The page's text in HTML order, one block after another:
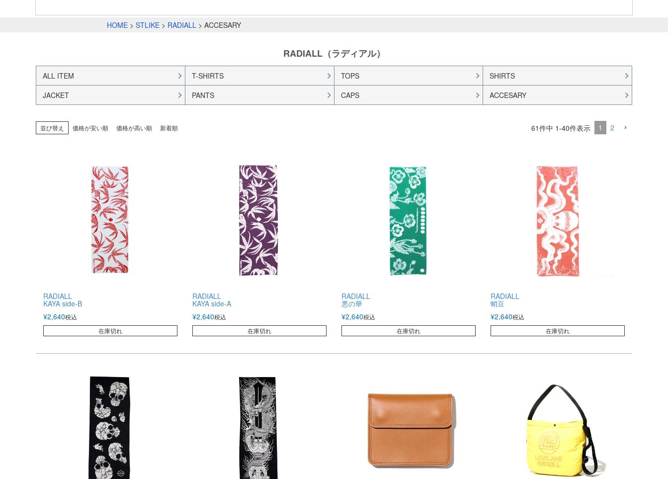
HOME STLIKE RADIALL ACCESARY
RADIALL（ラディアル）
ALL ITEM T-SHIRTS TOPS
SHIRTS
JACKET
PANTS CAPS ACCESARY
並び替え 価格が安い順 価格が高い順 新着順 61件中 1-40件表示 1 2
RADIALL
KAYA side-B
¥2,640税込
在庫切れ
RADIALL
KAYA side-A
¥2,640税込
在庫切れ
RADIALL
悪の華
¥2,640税込
在庫切れ
RADIALL
蛸豆
¥2,640税込
在庫切れ